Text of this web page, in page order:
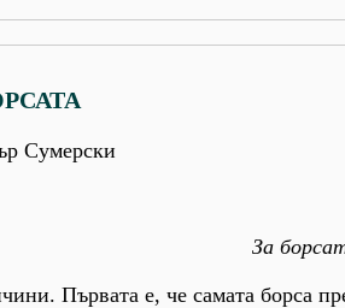
Сумерски
За
Първата е, че самата борса